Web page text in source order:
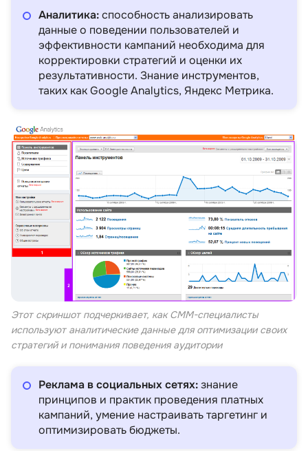
Аналитика:способность анализировать
данные о поведении пользователей и
эффективности кампаний необходима для
корректировки стратегий и оценки их
результативности. Знание инструментов,
таких как Google Analytics, Яндекс Метрика.
Этот скриншот подчеркивает, как СММ-специалисты
используют аналитические данные для оптимизации своих
стратегий и понимания поведения аудитории
Реклама в социальных сетях:знание
принципов и практик проведения платных
кампаний, умение настраивать таргетинг и
оптимизировать бюджеты.